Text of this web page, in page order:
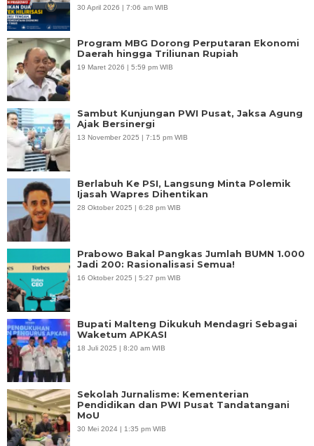
30 April 2026 | 7:06 am WIB
Program MBG Dorong Perputaran Ekonomi
Daerah hingga Triliunan Rupiah
19 Maret 2026 | 5:59 pm WIB
Sambut Kunjungan PWI Pusat, Jaksa Agung
Ajak Bersinergi
13 November 2025 | 7:15 pm WIB
Berlabuh Ke PSI, Langsung Minta Polemik
Ijasah Wapres Dihentikan
28 Oktober 2025 | 6:28 pm WIB
Prabowo Bakal Pangkas Jumlah BUMN 1.000
Jadi 200: Rasionalisasi Semua!
16 Oktober 2025 | 5:27 pm WIB
Bupati Malteng Dikukuh Mendagri Sebagai
Waketum APKASI
18 Juli 2025 | 8:20 am WIB
Sekolah Jurnalisme: Kementerian
Pendidikan dan PWI Pusat Tandatangani
MoU
30 Mei 2024 | 1:35 pm WIB